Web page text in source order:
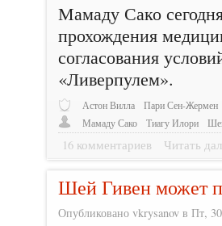
Мамаду Сако
прохождения
согласования
«Ливерпулем».
Астон Вилла
Пари Сен-Жермен
Мамаду Сако
Тиагу Илори
16 комментариев Читать
Шей Гивен может
Опубликовано vkrysanov в Пт,